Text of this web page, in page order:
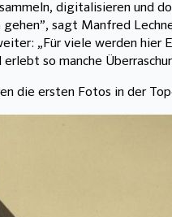
digitalisieren und
gehen”, sagt Manfred
„Für viele werden
so manche
die ersten Fotos in der